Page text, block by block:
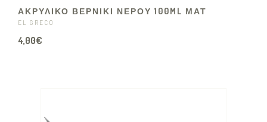
ΑΚΡΥΛΙΚΟ ΒΕΡΝΙΚΙ ΝΕΡΟΥ 100ML ΜΑΤ
EL GRECO
4,00€